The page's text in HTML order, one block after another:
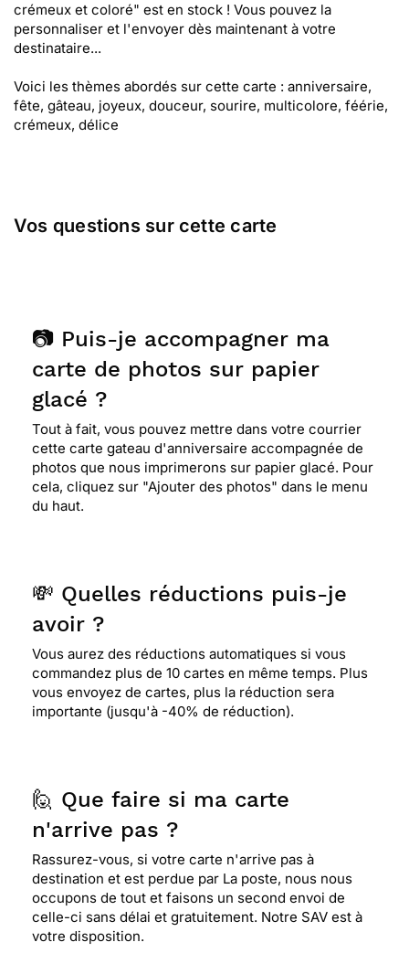
crémeux et coloré" est en stock ! Vous pouvez la
personnaliser et l'envoyer dès maintenant à votre
destinataire...
Voici les thèmes abordés sur cette carte : anniversaire,
fête, gâteau, joyeux, douceur, sourire, multicolore, féérie,
crémeux, délice
Vos questions sur cette carte
📷 Puis-je accompagner ma
carte de photos sur papier
glacé ?
Tout à fait, vous pouvez mettre dans votre courrier
cette carte gateau d'anniversaire accompagnée de
photos que nous imprimerons sur papier glacé. Pour
cela, cliquez sur "Ajouter des photos" dans le menu
du haut.
💸 Quelles réductions puis-je
avoir ?
Vous aurez des réductions automatiques si vous
commandez plus de 10 cartes en même temps. Plus
vous envoyez de cartes, plus la réduction sera
importante (jusqu'à -40% de réduction).
🙋 Que faire si ma carte
n'arrive pas ?
Rassurez-vous, si votre carte n'arrive pas à
destination et est perdue par La poste, nous nous
occupons de tout et faisons un second envoi de
celle-ci sans délai et gratuitement. Notre SAV est à
votre disposition.